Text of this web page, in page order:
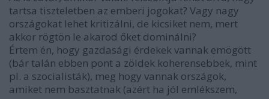
tartsa tiszteletben az emberi jogokat? Vagy nagy
országokat lehet kritizálni, de kicsiket nem, mert
akkor rögtön le akarod őket dominálni?
Értem én, hogy gazdasági érdekek vannak emögött
(bár talán ebben pont a zöldek koherensebbek, mint
pl. a szocialisták), meg hogy vannak országok,
amiket nem basztatnak (azért ha jól emlékszem,